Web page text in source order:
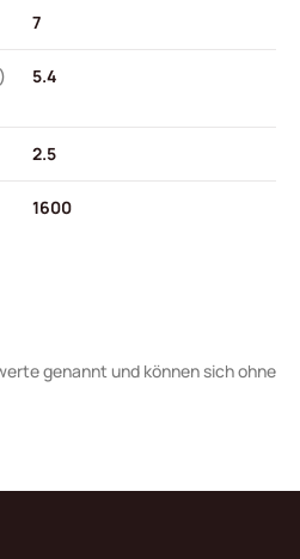
7
5.4
2.5
1600
genannt und können sich ohne